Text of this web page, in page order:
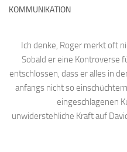
KOMMUNIKATION
Ich denke, Roger merkt oft
Sobald er eine Kontroverse
entschlossen, dass er alles in
anfangs nicht so
eingeschlagenen
unwiderstehliche Kraft auf